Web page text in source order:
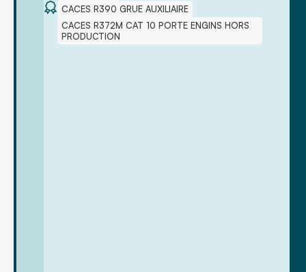
CACES R390 GRUE AUXILIAIRE
CACES R372M CAT 10 PORTE ENGINS HORS
PRODUCTION